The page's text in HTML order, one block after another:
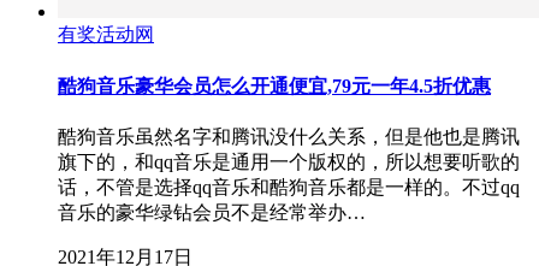
有奖活动网
酷狗音乐豪华会员怎么开通便宜,79元一年4.5折优惠
酷狗音乐虽然名字和腾讯没什么关系，但是他也是腾讯
旗下的，和qq音乐是通用一个版权的，所以想要听歌的
话，不管是选择qq音乐和酷狗音乐都是一样的。不过qq
音乐的豪华绿钻会员不是经常举办…
2021年12月17日